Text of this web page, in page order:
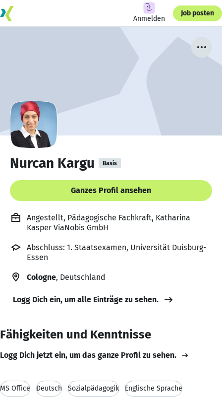
Anmelden
Job posten
Nurcan Kargu Basis
Ganzes Profil ansehen
Angestellt, Pädagogische Fachkraft, Katharina
Kasper ViaNobis GmbH
Abschluss: 1. Staatsexamen, Universität Duisburg-
Essen
Cologne, Deutschland
Logg Dich ein, um alle Einträge zu sehen.
Fähigkeiten und Kenntnisse
Logg Dich jetzt ein, um das ganze Profil zu sehen.
MS Office Deutsch Sozialpädagogik Englische Sprache